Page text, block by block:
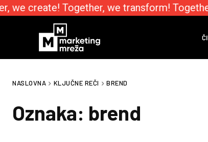
we create! Together, we transform!
NASLOVNA KLJUČNE REČI BREND
Oznaka: brend